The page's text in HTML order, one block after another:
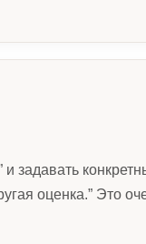
и задавать
оценка.” Это